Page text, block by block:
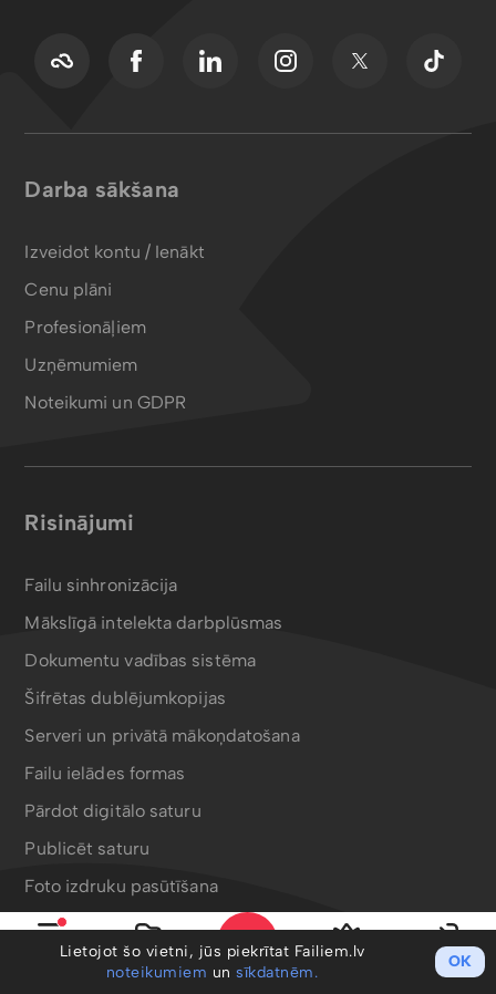
Mani faili Ieiet
Darba sākšana
Izveidot kontu / Ienākt
Cenu plāni
Profesionāļiem
Uzņēmumiem
Noteikumi un GDPR
Risinājumi
Failu sinhronizācija
Mākslīgā intelekta darbplūsmas
Dokumentu vadības sistēma
Šifrētas dublējumkopijas
Serveri un privātā mākoņdatošana
Failu ielādes formas
Pārdot digitālo saturu
Publicēt saturu
Foto izdruku pasūtīšana
Bergafoto drukas produkti
Lietojot šo vietni, jūs piekrītat Failiem.lv
noteikumiem unsīkdatnēm.
OK